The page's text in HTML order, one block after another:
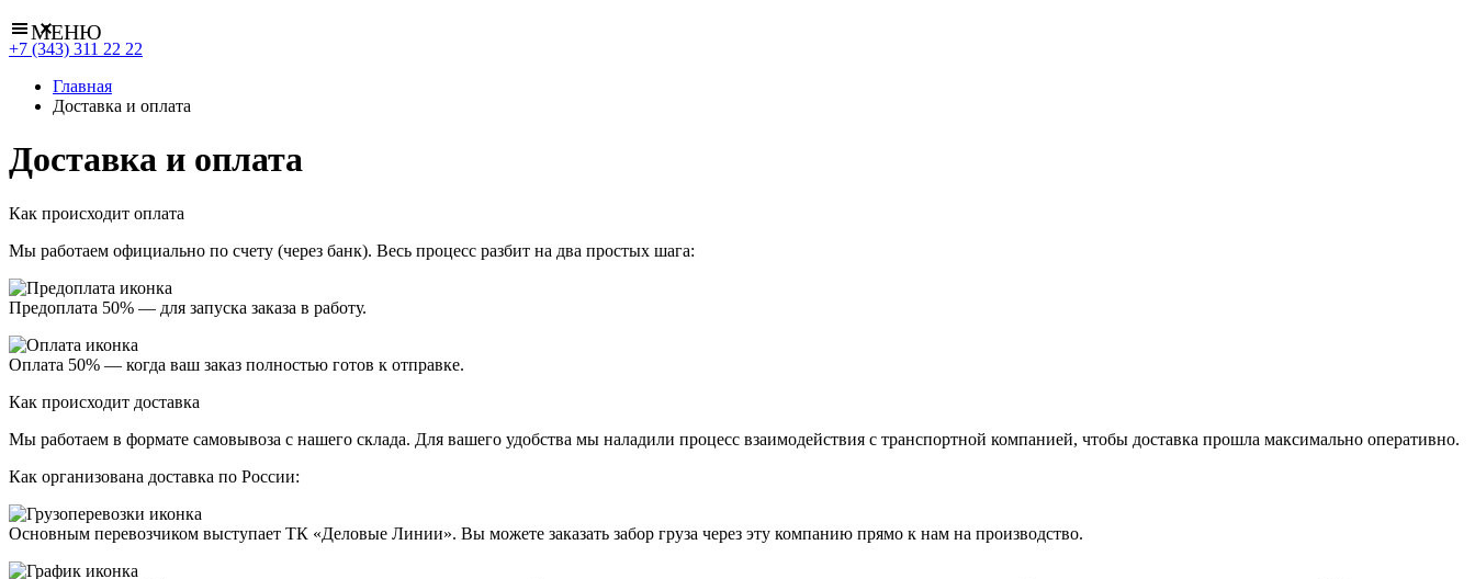
МЕНЮ
+7 (343) 311 22 22
Главная
Доставка и оплата
Доставка и оплата
Как происходит оплата
Мы работаем официально по счету (через банк). Весь процесс разбит на два простых шага:
Предоплата 50% — для запуска заказа в работу.
Оплата 50% — когда ваш заказ полностью готов к отправке.
Как происходит доставка
Мы работаем в формате самовывоза с нашего склада. Для вашего удобства мы наладили процесс взаимодействия с транспортной компанией, чтобы доставка прошла максимально оперативно.
Как организована доставка по России:
Основным перевозчиком выступает ТК «Деловые Линии». Вы можете заказать забор груза через эту компанию прямо к нам на производство.